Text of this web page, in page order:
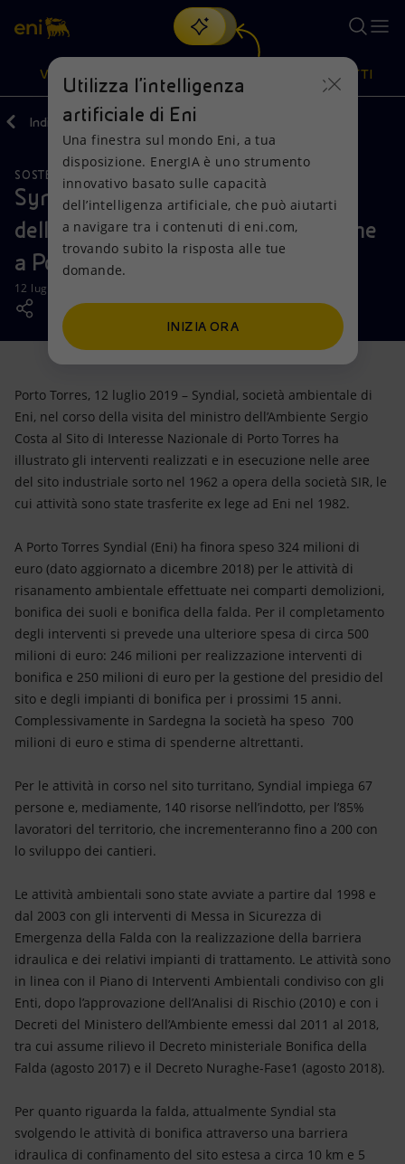
Cerca
scopri EnergIA, la nostra nuova soluzione di intelligenza
artificiale.
VISIONE
Visione
Mission e valori
Persone e Partnership
Net Zero
Modello satellitare
Energia accessibile
Innovazione
Scenari energetici
Azioni
Diversificazione energetica
Tecnologie per la transizione
Collaborazioni per l'innovazione
Attività nel mondo
PRODOTTI
Prodotti
Casa
Imprese
Mobilità
Indietro Media News
SOSTENIBILITÀ
Syndial, illustrato al ministro
dell’Ambiente il piano delle bonifiche
a Porto Torres
12 luglio 2019 - 16:57 CEST
Porto Torres, 12 luglio 2019 – Syndial, società ambientale di
Eni, nel corso della visita del ministro dell’Ambiente Sergio
Costa al Sito di Interesse Nazionale di Porto Torres ha
illustrato gli interventi realizzati e in esecuzione nelle aree
del sito industriale sorto nel 1962 a opera della società SIR, le
cui attività sono state trasferite ex lege ad Eni nel 1982.
A Porto Torres Syndial (Eni) ha finora speso 324 milioni di
euro (dato aggiornato a dicembre 2018) per le attività di
risanamento ambientale effettuate nei comparti demolizioni,
bonifica dei suoli e bonifica della falda. Per il completamento
degli interventi si prevede una ulteriore spesa di circa 500
milioni di euro: 246 milioni per realizzazione interventi di
bonifica e 250 milioni di euro per la gestione del presidio del
sito e degli impianti di bonifica per i prossimi 15 anni.
Complessivamente in Sardegna la società ha speso 700
milioni di euro e stima di spenderne altrettanti.
Per le attività in corso nel sito turritano, Syndial impiega 67
persone e, mediamente, 140 risorse nell’indotto, per l’85%
lavoratori del territorio, che incrementeranno fino a 200 con
lo sviluppo dei cantieri.
Le attività ambientali sono state avviate a partire dal 1998 e
dal 2003 con gli interventi di Messa in Sicurezza di
Emergenza della Falda con la realizzazione della barriera
idraulica e dei relativi impianti di trattamento. Le attività sono
in linea con il Piano di Interventi Ambientali condiviso con gli
Enti, dopo l’approvazione dell’Analisi di Rischio (2010) e con i
Decreti del Ministero dell’Ambiente emessi dal 2011 al 2018,
tra cui assume rilievo il Decreto ministeriale Bonifica della
Falda (agosto 2017) e il Decreto Nuraghe-Fase1 (agosto 2018).
Per quanto riguarda la falda, attualmente Syndial sta
svolgendo le attività di bonifica attraverso una barriera
idraulica di confinamento del sito estesa a circa 10 km e 5
Utilizza l'intelligenza
artificiale di Eni
Una finestra sul mondo Eni, a tua
disposizione. EnergIA è uno strumento
innovativo basato sulle capacità
dell’intelligenza artificiale, che può aiutarti
a navigare tra i contenuti di eni.com,
trovando subito la risposta alle tue
domande.
INIZIA ORA